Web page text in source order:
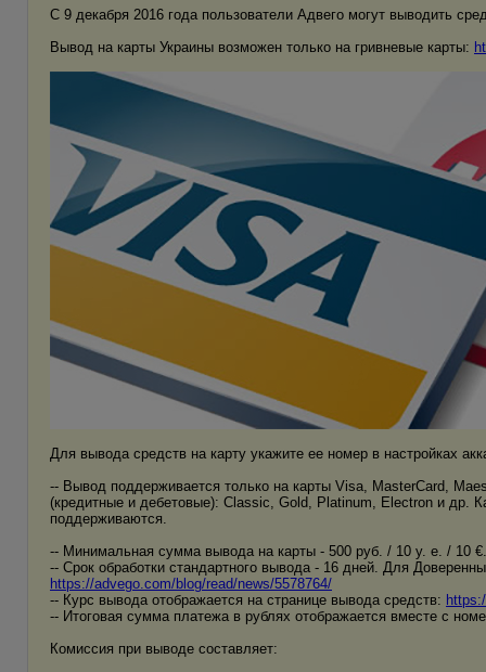
С 9 декабря 2016 года пользователи Адвего могут выводить
Вывод на карты Украины возможен только на гривневые карты:
Для вывода средств на карту укажите ее номер в настройках
-- Вывод поддерживается только на карты Visa, MasterCard,
(кредитные и дебетовые): Classic, Gold, Platinum, Electron и
поддерживаются.
-- Минимальная сумма вывода на карты - 500 руб. / 10 у. е. / 10 €.
-- Срок обработки стандартного вывода - 16 дней. Для
https://advego.com/blog/read/news/5578764/
-- Курс вывода отображается на странице вывода средств:
-- Итоговая сумма платежа в рублях отображается вместе с
Комиссия при выводе составляет: